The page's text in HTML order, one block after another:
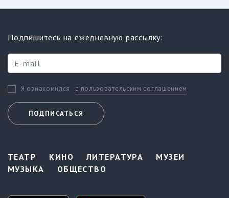
Подпишитесь на ежедневную рассылку:
Я ознакомился с пользовательским соглашением
ПОДПИСАТЬСЯ
ТЕАТР КИНО ЛИТЕРАТУРА
МУЗЕИ
МУЗЫКА
ОБЩЕСТВО